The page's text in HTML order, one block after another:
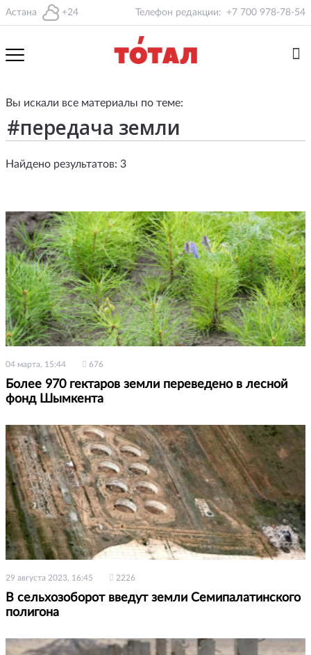
Астана +24 Телефон редакции: +7 700 978-78-54
Вы искали все материалы по теме:
Найдено результатов: 3
04 марта, 15:44 676
Более 970 гектаров земли переведено в лесной
фонд Шымкента
29 августа 2023, 16:45 2226
В сельхозоборот введут земли Семипалатинского
полигона